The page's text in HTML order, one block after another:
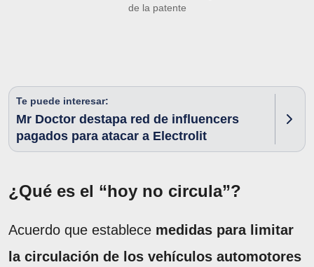
de la patente
Te puede interesar:
Mr Doctor destapa red de influencers
pagados para atacar a Electrolit
¿Qué es el “hoy no circula”?
Acuerdo que establece medidas para limitar
la circulación de los vehículos automotores